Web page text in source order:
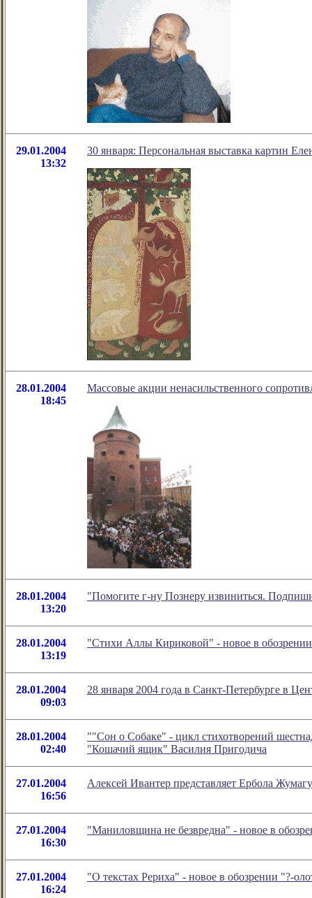
29.01.2004
13:32
30 января: Персональная выставка картин
28.01.2004
18:45
Массовые акции ненасильственного
28.01.2004
13:20
"Помогите г-ну Познеру извиниться.
28.01.2004
13:19
"Стихи Аллы Кириковой" - новое в
28.01.2004
09:03
28 января 2004 года в Санкт-Петербурге в
28.01.2004
02:40
""Сон о Собаке" - цикл стихотворений
"Кошачий ящик" Василия Пригодича
27.01.2004
16:56
Алексей Ивантер представляет Ербола
27.01.2004
16:30
"Маниловщина не безвредна" - новое в
27.01.2004
16:24
"О текстах Рериха" - новое в обозрении "?-